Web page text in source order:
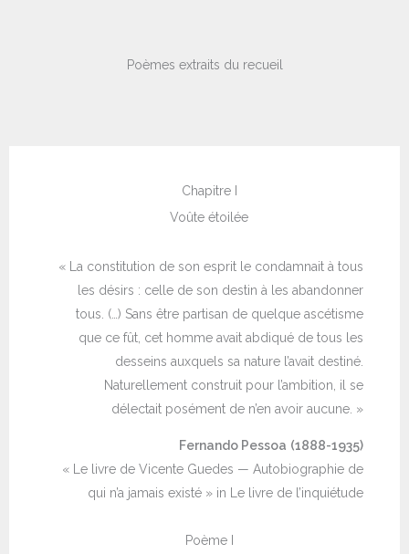
Poèmes extraits du recueil
Chapitre I
Voûte étoilée
« La constitution de son esprit le condamnait à tous
les désirs : celle de son destin à les abandonner
tous. (…) Sans être partisan de quelque ascétisme
que ce fût, cet homme avait abdiqué de tous les
desseins auxquels sa nature l’avait destiné.
Naturellement construit pour l’ambition, il se
délectait posément de n’en avoir aucune. »
Fernando Pessoa (1888-1935)
« Le livre de Vicente Guedes — Autobiographie de
qui n’a jamais existé » in Le livre de l’inquiétude
Poème I